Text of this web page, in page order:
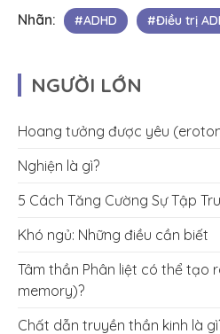
Nhãn: #ADHD #Điều trị
NGƯỜI LỚN
Hoang tưởng được yêu
Nghiện là gì?
5 Cách Tăng Cường Sự Tập
Khó ngủ: Những điều cần biết
Tâm thần Phân liệt có thể tạo
memory)?
Chất dẫn truyền thần kinh là